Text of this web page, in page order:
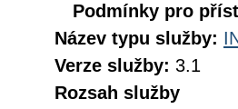
Podmínky pro
Název typu služby:
Verze služby: 3.1
Rozsah služby